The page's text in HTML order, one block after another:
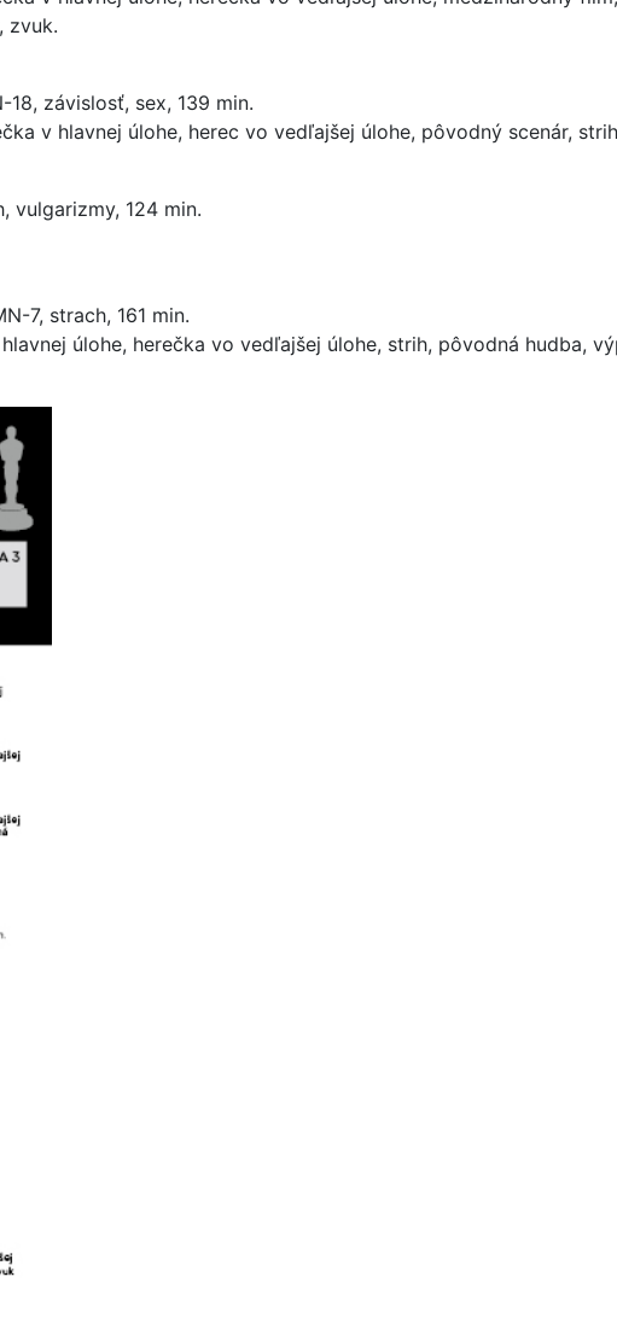
zvuk.
18, závislosť, sex, 139 min.
v hlavnej úlohe, herec vo vedľajšej úlohe, pôvodný scenár,
vulgarizmy, 124 min.
7, strach, 161 min.
úlohe, herečka vo vedľajšej úlohe, strih, pôvodná hudba,